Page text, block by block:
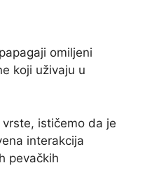
omiljeni
koji uživaju u
ističemo da je
interakcija
pevačkih